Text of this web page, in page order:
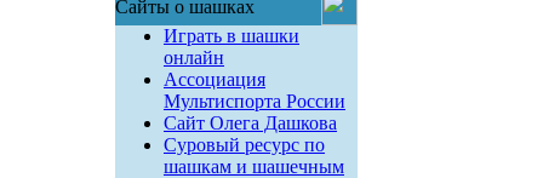
Сайты о шашках
Играть в шашки
онлайн
Ассоциация
Мультиспорта России
Сайт Олега Дашкова
Суровый ресурс по
шашкам и шашечным